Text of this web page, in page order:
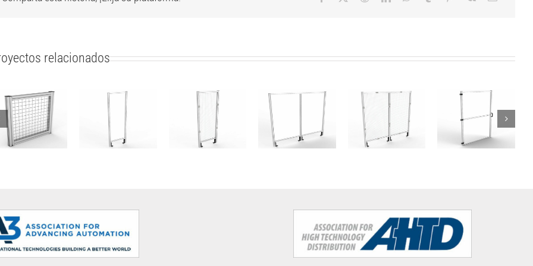
relacionados
Panel de
cerramiento –
Malla
Vallas –
Módulo
Pequeño –
Policarbonato
Vallas –
Módulo
Pequeño –
Malla
grande –
Policarbonato
Módulo
grande –
Vallas –
Módulo
Puerta –
Policarbonato